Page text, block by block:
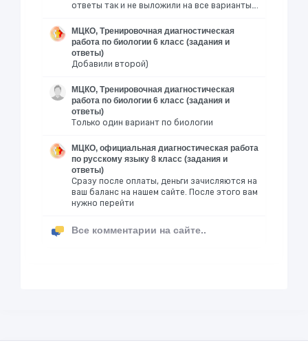
ответы так и не выложили на все варианты….
МЦКО, Тренировочная диагностическая
работа по биологии 6 класс (задания и
ответы)
Добавили второй)
МЦКО, Тренировочная диагностическая
работа по биологии 6 класс (задания и
ответы)
Только один вариант по биологии
МЦКО, официальная диагностическая работа
по русскому языку 8 класс (задания и
ответы)
Сразу после оплаты, деньги зачисляются на
ваш баланс на нашем сайте. После этого вам
нужно перейти
Все комментарии на сайте..